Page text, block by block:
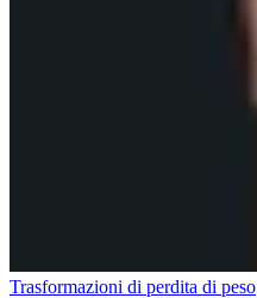
Trasformazioni di perdita di peso